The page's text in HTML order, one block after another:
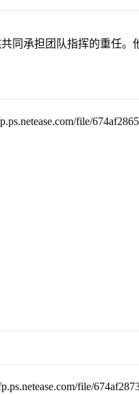
同承担团队指挥的重任